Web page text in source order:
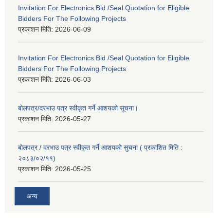
Invitation For Electronics Bid /Seal Quotation for Eligible
Bidders For The Following Projects
प्रकाशन मिति: 2026-06-09
Invitation For Electronics Bid /Seal Quotation for Eligible
Bidders For The Following Projects
प्रकाशन मिति: 2026-06-03
बोलपत्र/दरभाउ पत्र स्वीकृत गर्ने आशयको सूचना।
प्रकाशन मिति: 2026-05-27
बोलपत्र / दरभाउ पत्र स्वीकृत गर्ने आशयको सुचना ( प्रकाशित मिति :
२०८३/०२/११)
प्रकाशन मिति: 2026-05-25
अन्य